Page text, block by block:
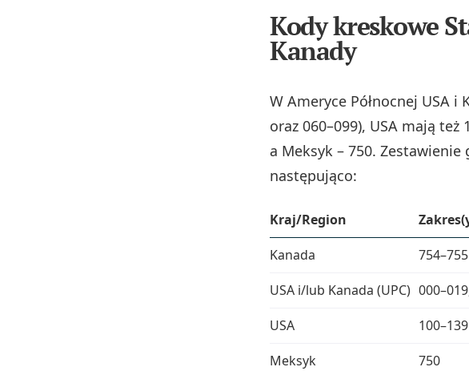
Kody kreskowe
Kanady
W Ameryce Północnej USA i
oraz 060–099), USA mają
a Meksyk – 750.
następująco:
Kraj/Region
Kanada
754–755
USA i/lub Kanada (UPC)
USA
100–139
Meksyk
750